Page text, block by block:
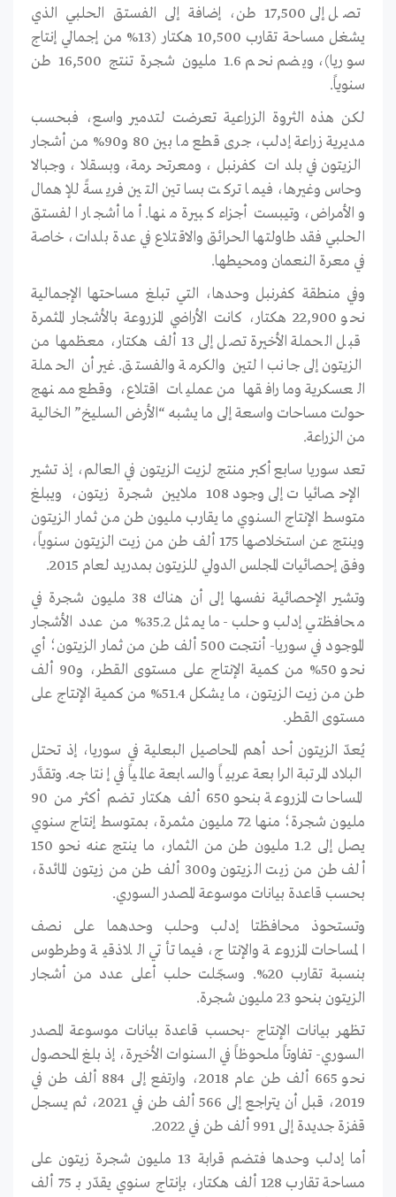
تصل إلى 17,500 طن، إضافة إلى الفستق الحلبي الذي
يشغل مساحة تقارب 10,500 هكتار (13% من إجمالي إنتاج
سوريا)، ويضم نحم 1.6 مليون شجرة تنتج 16,500 طن
سنوياً.
لكن هذه الثروة الزراعية تعرضت لتدمير واسع، فبحسب
مديرية زراعة إدلب، جرى قطع ما بين 80 و90% من أشجار
الزيتون في بلدات كفرنبل، ومعرتحرمة، وبسقلا، وجبالا
وحاس وغيرها، فيما تركت بساتين التين فريسةً للإهمال
والأمراض، وتيبست أجزاء كبيرة منها. أما أشجار الفستق
الحلبي فقد طاولتها الحرائق والاقتلاع في عدة بلدات، خاصة
في معرة النعمان ومحيطها.
وفي منطقة كفرنبل وحدها، التي تبلغ مساحتها الإجمالية
نحو 22,900 هكتار، كانت الأراضي المزروعة بالأشجار المثمرة
قبل الحملة الأخيرة تصل إلى 13 ألف هكتار، معظمها من
الزيتون إلى جانب التين والكرمة والفستق. غير أن الحملة
العسكرية وما رافقها من عمليات اقتلاع، وقطع ممنهج
حولت مساحات واسعة إلى ما يشبه “الأرض السليخ” الخالية
من الزراعة.
تعد سوريا سابع أكبر منتج لزيت الزيتون في العالم، إذ تشير
الإحصائيات إلى وجود 108 ملايين شجرة زيتون، ويبلغ
متوسط الإنتاج السنوي ما يقارب مليون طن من ثمار الزيتون
وينتج عن استخلاصها 175 ألف طن من زيت الزيتون سنوياً،
وفق إحصائيات المجلس الدولي للزيتون بمدريد لعام 2015.
وتشير الإحصائية نفسها إلى أن هناك 38 مليون شجرة في
محافظتي إدلب وحلب -ما يمثل 35.2% من عدد الأشجار
الموجود في سوريا- أنتجت 500 ألف طن من ثمار الزيتون؛ أي
نحو 50% من كمية الإنتاج على مستوى القطر، و90 ألف
طن من زيت الزيتون، ما يشكل 51.4% من كمية الإنتاج على
مستوى القطر.
يُعدّ الزيتون أحد أهم المحاصيل البعلية في سوريا، إذ تحتل
البلاد المرتبة الرابعة عربياً والسابعة عالمياً في إنتاجه. وتقدَّر
المساحات المزروعة بنحو 650 ألف هكتار تضم أكثر من 90
مليون شجرة؛ منها 72 مليون مثمرة، بمتوسط إنتاج سنوي
يصل إلى 1.2 مليون طن من الثمار، ما ينتج عنه نحو 150
ألف طن من زيت الزيتون و300 ألف طن من زيتون المائدة،
بحسب قاعدة بيانات موسوعة المصدر السوري.
وتستحوذ محافظتا إدلب وحلب وحدهما على نصف
المساحات المزروعة والإنتاج، فيما تأتي اللاذقية وطرطوس
بنسبة تقارب 20%. وسجّلت حلب أعلى عدد من أشجار
الزيتون بنحو 23 مليون شجرة.
تظهر بيانات الإنتاج -بحسب قاعدة بيانات موسوعة المصدر
السوري- تفاوتاً ملحوظاً في السنوات الأخيرة، إذ بلغ المحصول
نحو 665 ألف طن عام 2018، وارتفع إلى 884 ألف طن في
2019، قبل أن يتراجع إلى 566 ألف طن في 2021، ثم يسجل
قفزة جديدة إلى 991 ألف طن في 2022.
أما إدلب وحدها فتضم قرابة 13 مليون شجرة زيتون على
مساحة تقارب 128 ألف هكتار، بإنتاج سنوي يقدّر بـ 75 ألف